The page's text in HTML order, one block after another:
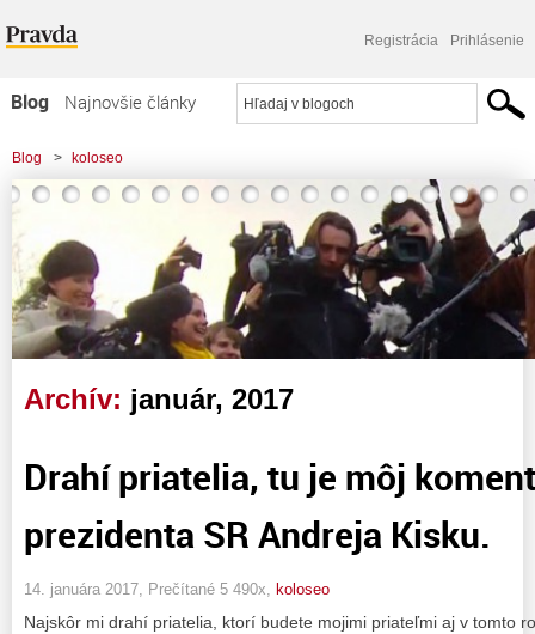
Registrácia Prihlásenie
Blog
Najnovšie články
Najčítanejšie články
Najkomentovanejšie články
Zoznam blogov
Komerčné blogy
Blog > koloseo
> Drahí priatelia, tu je môj komentár k prejavu prezidenta SR Andreja Kisku.
Archív: január, 2017
Drahí priatelia, tu je môj
prezidenta SR Andreja Kisku.
14. januára 2017, Prečítané 5 490x, koloseo
Najskôr mi drahí priatelia, ktorí budete mojimi priateľmi aj v tomto